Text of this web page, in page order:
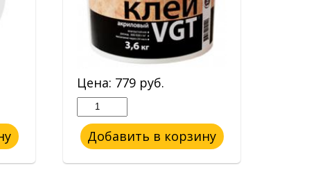
Цена: 779 руб.
Добавить в корзину